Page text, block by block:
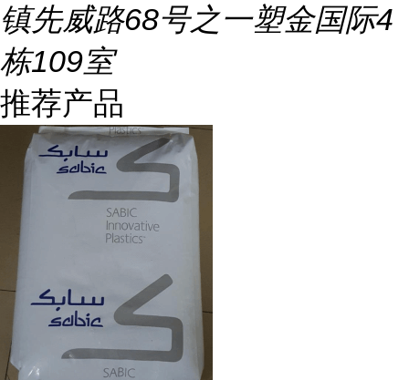
镇先威路68号之一塑金国际4
栋109室
推荐产品